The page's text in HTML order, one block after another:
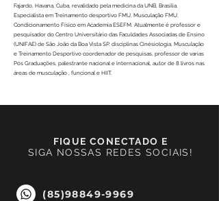
Fajardo, Havana, Cuba, revalidado pela medicina da UNB, Brasilia.
Especialista em Treinamento desportivo FMU, Musculação FMU,
Condicionamento Físico em Academia ESEFM. Atualmente é professor e
pesquisador do Centro Universitário das Faculdades Associadas de Ensino
(UNIFAE) de São João da Boa Vista SP, disciplinas Cinésiologia, Musculação
e Treinamento Desportivo coordenador de pesquisas, professor de varias
Pós Graduações, palestrante nacional e internacional, autor de 8 livros nas
áreas de musculação , funcional e HIIT.
FIQUE CONECTADO E
SIGA NOSSAS REDES SOCIAIS!
(85)98849-9969